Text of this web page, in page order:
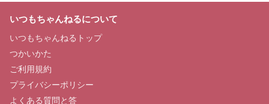
いつもちゃんねるについて
いつもちゃんねるトップ
つかいかた
ご利用規約
プライバシーポリシー
よくある質問と答